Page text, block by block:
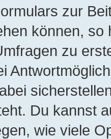
zur
können,
zu
Du kannst
wie viele